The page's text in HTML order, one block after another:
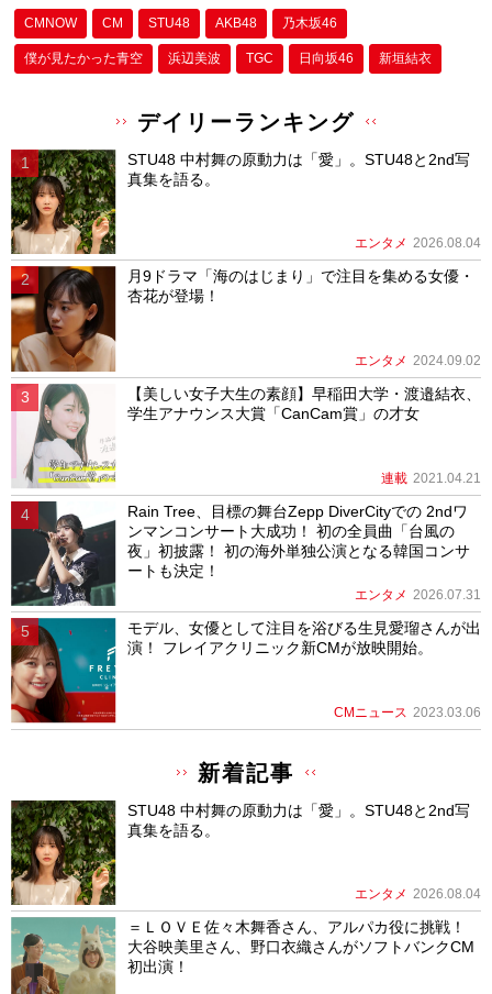
CMNOW CM STU48 AKB48 乃木坂46
僕が⾒たかった⻘空 浜辺美波 TGC 日向坂46 新垣結衣
デイリーランキング
STU48 中村舞の原動力は「愛」。STU48と2nd写
真集を語る。
エンタメ 2026.08.04
月9ドラマ「海のはじまり」で注目を集める女優・
杏花が登場！
エンタメ 2024.09.02
【美しい女子大生の素顔】早稲田大学・渡邉結衣、
学生アナウンス大賞「CanCam賞」の才女
連載 2021.04.21
Rain Tree、目標の舞台Zepp DiverCityでの 2ndワ
ンマンコンサート大成功！ 初の全員曲「台風の
夜」初披露！ 初の海外単独公演となる韓国コンサ
ートも決定！
エンタメ 2026.07.31
モデル、女優として注目を浴びる生見愛瑠さんが出
演！ フレイアクリニック新CMが放映開始。
CMニュース 2023.03.06
新着記事
STU48 中村舞の原動力は「愛」。STU48と2nd写
真集を語る。
エンタメ 2026.08.04
＝ＬＯＶＥ佐々木舞香さん、アルパカ役に挑戦！
大谷映美里さん、野口衣織さんがソフトバンクCM
初出演！